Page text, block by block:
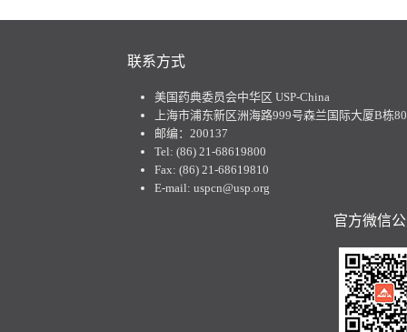
联系方式
美国药典委员会中华区 USP-China
上海市浦东新区洲海路999号森兰国际大厦B栋
邮编：200137
Tel: (86) 21-68619800
Fax: (86) 21-68619810
E-mail: uspcn@usp.org
官方微信